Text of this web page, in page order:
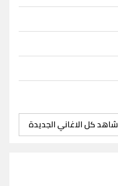
شاهد كل الاغاني الجديدة